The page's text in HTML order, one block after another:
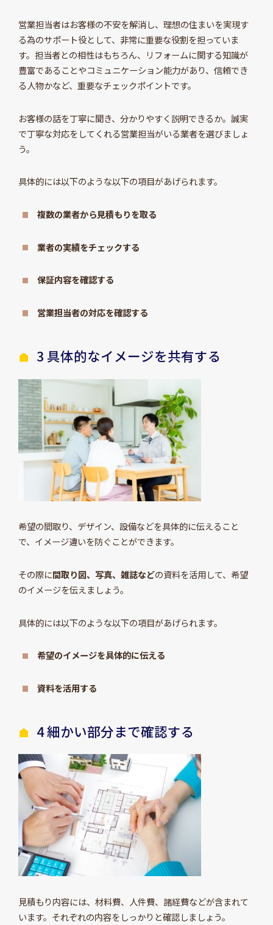
営業担当者はお客様の不安を解消し、理想の住まいを実現す
る為のサポート役として、非常に重要な役割を担っていま
す。担当者との相性はもちろん、リフォームに関する知識が
豊富であることやコミュニケーション能力があり、信頼でき
る人物かなど、重要なチェックポイントです。
お客様の話を丁寧に聞き、分かりやすく説明できるか。誠実
で丁寧な対応をしてくれる営業担当がいる業者を選びましょ
う。
具体的には以下のような以下の項目があげられます。
複数の業者から見積もりを取る
業者の実績をチェックする
保証内容を確認する
営業担当者の対応を確認する
3 具体的なイメージを共有する
希望の間取り、デザイン、設備などを具体的に伝えること
で、イメージ違いを防ぐことができます。
その際に間取り図、写真、雑誌などの資料を活用して、希望
のイメージを伝えましょう。
具体的には以下のような以下の項目があげられます。
希望のイメージを具体的に伝える
資料を活用する
4細かい部分まで確認する
見積もり内容には、材料費、人件費、諸経費などが含まれて
います。それぞれの内容をしっかりと確認しましょう。